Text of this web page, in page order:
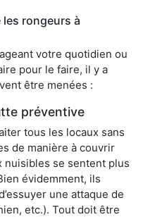
rongeurs à
votre quotidien ou
pour le faire, il y a
être menées :
préventive
tous les locaux sans
de manière à couvrir
nuisibles se sentent plus
évidemment, ils
une attaque de
etc.). Tout doit être